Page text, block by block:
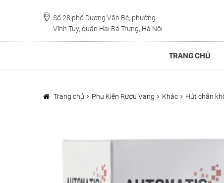
đến
Điều
hướng
đến
nội
dung
Số 28 phố Dương Văn Bé, phường
Vĩnh Tuy, quận Hai Bà Trưng, Hà Nội
TRANG CHỦ
Trang chủ Phụ Kiện Rượu Vang Khác Hút chân